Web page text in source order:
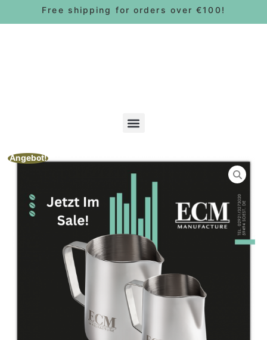
Free shipping for orders over €100!
Angebot!